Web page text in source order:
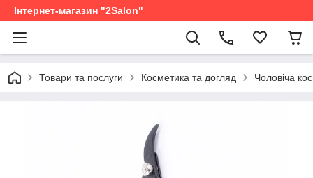
Інтернет-магазин "2Salon"
Товари та послуги Косметика та догляд Чоловіча